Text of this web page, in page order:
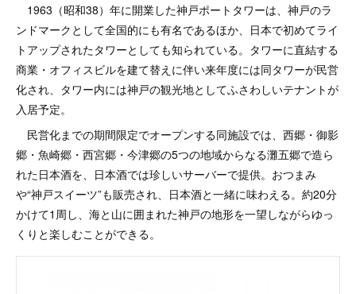
1963（昭和38）年に開業した神戸ポートタワーは、神戸のラ
ンドマークとして全国的にも有名であるほか、日本で初めてライ
トアップされたタワーとしても知られている。タワーに直結する
商業・オフィスビルを建て替えに伴い来年度には同タワーが民営
化され、タワー内には神戸の観光地としてふさわしいテナントが
入居予定。
民営化までの期間限定でオープンする同施設では、西郷・御影
郷・魚崎郷・西宮郷・今津郷の5つの地域からなる灘五郷で造ら
れた日本酒を、日本酒では珍しいサーバーで提供。おつまみ
や“神戸スイーツ”も販売され、日本酒と一緒に味わえる。約20分
かけて1周し、海と山に囲まれた神戸の地形を一望しながらゆっ
くりと楽しむことができる。